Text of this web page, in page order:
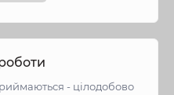
- цілодобово